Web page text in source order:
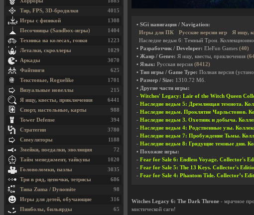
• SGi навигация / Navigation:
Игры для ПК
Русские версии игр
Я ищу,
Наследие ведьм 6: Темный Трон.
• Разработчик / Developer: EleFun Games (40)
• Жанр / Genre: Я ищу, квесты, приключения
• Язык: Русская версия (8412)
• Тип игры / Game Type: Полная версия
• Размер / Size: 1310.72 Мб.
• Другие части игры:
- Witches' Legacy: Lair of the Witch Queen
- Наследие ведьм 5: Дремлющая темнота.
- Наследие ведьм. Проклятие Чарльстонов.
- Наследие ведьм 3. Охотник и добыча.
- Наследие ведьм 4: Родственные узы.
- Наследие ведьм 7: Пробуждение Тьмы.
- Наследие ведьм 8: Грядущие темные дни.
• Похожие игры:
- Fear for Sale 6: Endless Voyage. Collector's
- Fear for Sale 5: The 13 Keys. Collector's
- Fear for Sale 4: Phantom Tide. Collector’s
Witches Legacy 6: The Dark Throne - мрачное
мистической саги!
4015
Тир, FPS, 3D-бродилки
1308
Игры с физикой
1404
Песочницы (Sandbox-игры)
1223
Техника на колесах, гонки
1029
Леталки, скроллеры
3070
Аркады
625
Файтинги
1701
Текстовые, Roguelike
215
Визуальные новеллы
6441
Я ищу, квесты, приключения
988
Спорт, настольные, карты
394
Tower Defense
3780
Стратегии
1188
Симуляторы
72
Змейки, поедалки, эволюция
1020
Тайм менеджмент, тайкуны
3035
Головоломки, пазлы
686
Три в ряд, цепочки, тетрисы
98
Типа Zuma / Dynomite
316
Игры для детей, обучающие
65
Пинболы, бильярды